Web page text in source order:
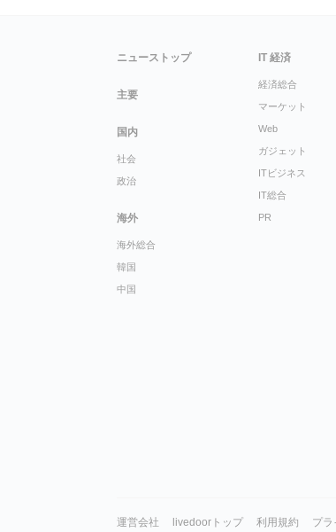
ニューストップ
主要
国内
社会
政治
海外
海外総合
韓国
中国
IT 経済
経済総合
マーケット
Web
ガジェット
ITビジネス
IT総合
PR
運営会社 livedoorトップ 利用規約 プラ